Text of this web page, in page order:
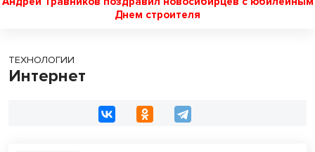
Днем строителя
ТЕХНОЛОГИИ
Интернет